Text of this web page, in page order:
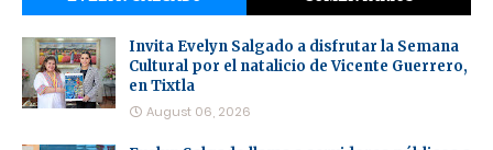
Invita Evelyn Salgado a disfrutar la Semana
Cultural por el natalicio de Vicente Guerrero,
en Tixtla
August 06, 2026